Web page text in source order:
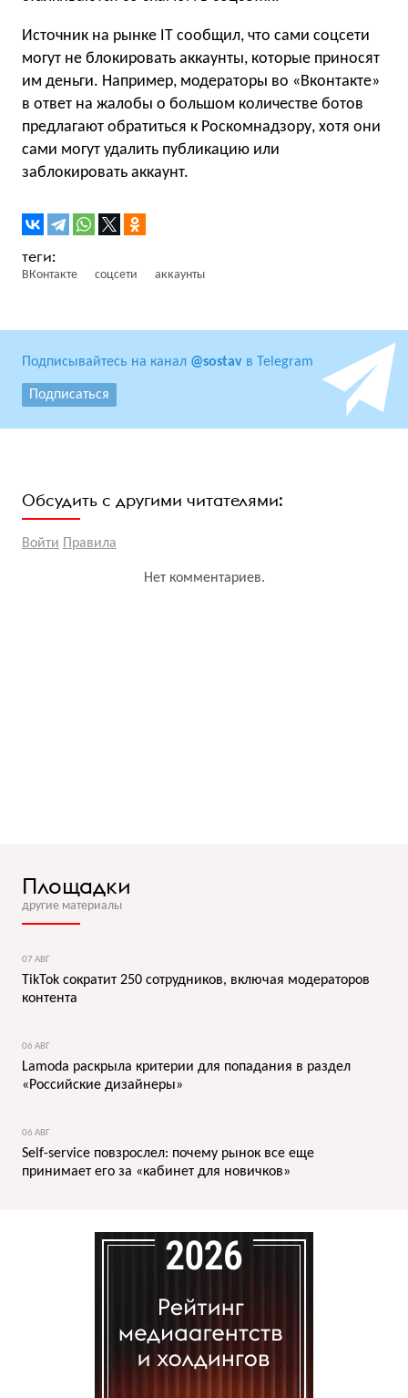
Источник на рынке IT сообщил, что сами соцсети
могут не блокировать аккаунты, которые приносят
им деньги. Например, модераторы во «Вконтакте»
в ответ на жалобы о большом количестве ботов
предлагают обратиться к Роскомнадзору, хотя они
сами могут удалить публикацию или
заблокировать аккаунт.
ВКонтакте соцсети аккаунты
Подписывайтесь на канал @sostav в Telegram
Подписаться
Обсудить с другими читателями:
Войти Правила
Нет комментариев.
Площадки
другие материалы
07 АВГ
TikTok сократит 250 сотрудников, включая модераторов
контента
06 АВГ
Lamoda раскрыла критерии для попадания в раздел
«Российские дизайнеры»
06 АВГ
Self-service повзрослел: почему рынок все еще
принимает его за «кабинет для новичков»